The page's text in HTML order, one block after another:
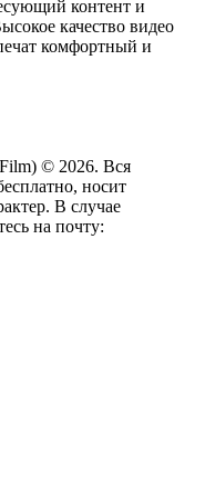
контент и
качество видео
комфортный и
© 2026. Вся
носит
В случае
на почту: